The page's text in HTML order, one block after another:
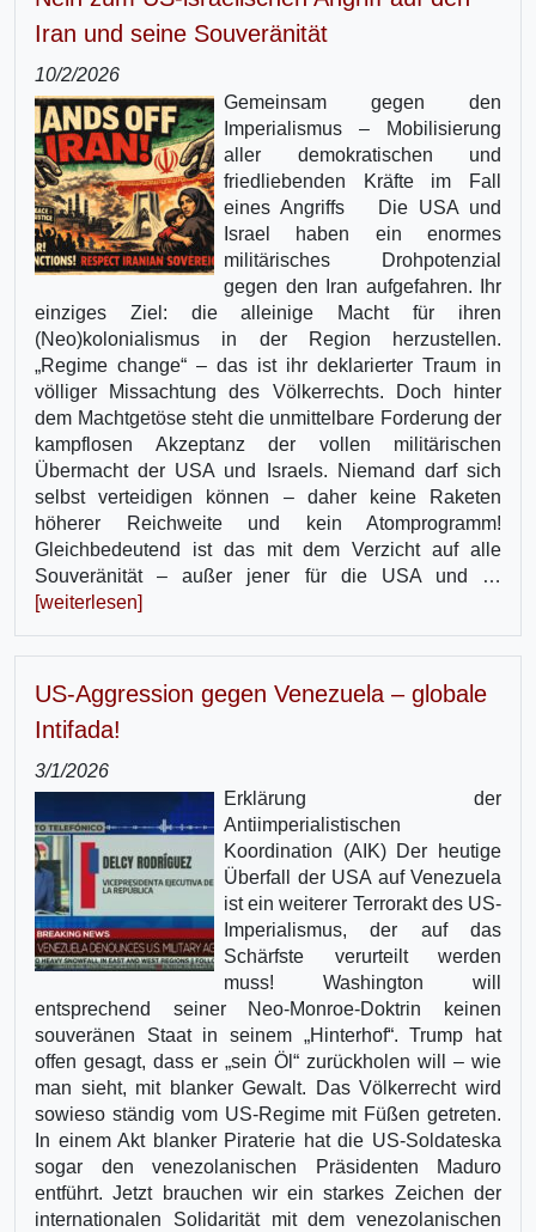
Iran und seine Souveränität
10/2/2026
Gemeinsam gegen den
Imperialismus – Mobilisierung
aller demokratischen und
friedliebenden Kräfte im Fall
eines Angriffs Die USA und
Israel haben ein enormes
militärisches Drohpotenzial
gegen den Iran aufgefahren. Ihr
einziges Ziel: die alleinige Macht für ihren
(Neo)kolonialismus in der Region herzustellen.
„Regime change“ – das ist ihr deklarierter Traum in
völliger Missachtung des Völkerrechts. Doch hinter
dem Machtgetöse steht die unmittelbare Forderung der
kampflosen Akzeptanz der vollen militärischen
Übermacht der USA und Israels. Niemand darf sich
selbst verteidigen können – daher keine Raketen
höherer Reichweite und kein Atomprogramm!
Gleichbedeutend ist das mit dem Verzicht auf alle
Souveränität – außer jener für die USA und …
[weiterlesen]
US-Aggression gegen Venezuela – globale
Intifada!
3/1/2026
Erklärung der
Antiimperialistischen
Koordination (AIK) Der heutige
Überfall der USA auf Venezuela
ist ein weiterer Terrorakt des US-
Imperialismus, der auf das
Schärfste verurteilt werden
muss! Washington will
entsprechend seiner Neo-Monroe-Doktrin keinen
souveränen Staat in seinem „Hinterhof“. Trump hat
offen gesagt, dass er „sein Öl“ zurückholen will – wie
man sieht, mit blanker Gewalt. Das Völkerrecht wird
sowieso ständig vom US-Regime mit Füßen getreten.
In einem Akt blanker Piraterie hat die US-Soldateska
sogar den venezolanischen Präsidenten Maduro
entführt. Jetzt brauchen wir ein starkes Zeichen der
internationalen Solidarität mit dem venezolanischen